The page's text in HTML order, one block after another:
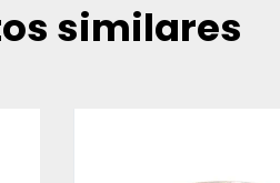
similares